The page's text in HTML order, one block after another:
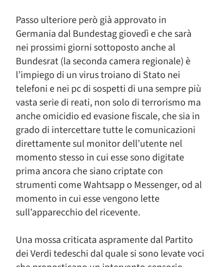
Passo ulteriore però già approvato in
Germania dal Bundestag giovedì e che sarà
nei prossimi giorni sottoposto anche al
Bundesrat (la seconda camera regionale) è
l’impiego di un virus troiano di Stato nei
telefoni e nei pc di sospetti di una sempre più
vasta serie di reati, non solo di terrorismo ma
anche omicidio ed evasione fiscale, che sia in
grado di intercettare tutte le comunicazioni
direttamente sul monitor dell’utente nel
momento stesso in cui esse sono digitate
prima ancora che siano criptate con
strumenti come Wahtsapp o Messenger, od al
momento in cui esse vengono lette
sull’apparecchio del ricevente.
Una mossa criticata aspramente dal Partito
dei Verdi tedeschi dal quale si sono levate voci